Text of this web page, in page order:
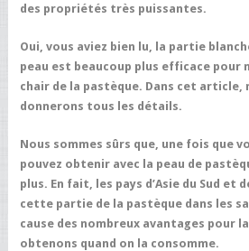
des propriétés très puissantes.
Oui, vous aviez bien lu, la partie
peau est beaucoup plus efficace pour
chair de la pastèque. Dans cet article,
donnerons tous les détails.
Nous sommes sûrs que, une fois que
pouvez obtenir avec la peau de
plus. En fait, les pays d’Asie du Sud et
cette partie de la pastèque dans les
cause des nombreux avantages pour
obtenons quand on la consomme.